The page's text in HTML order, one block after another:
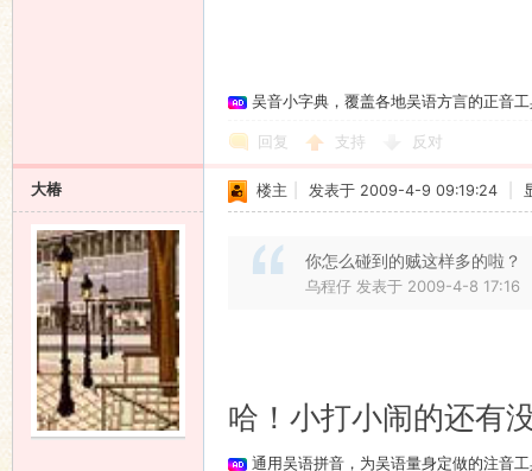
吴音小字典，覆盖各地吴语方言的正音
回复 支持 反对
大椿 楼主 发表于 2009-4-9 09:19:24
你怎么碰到的贼这样多的啦？
乌程仔 发表于 2009-4-8 17:16
哈！小打小闹的还有
通用吴语拼音，为吴语量身定做的注音